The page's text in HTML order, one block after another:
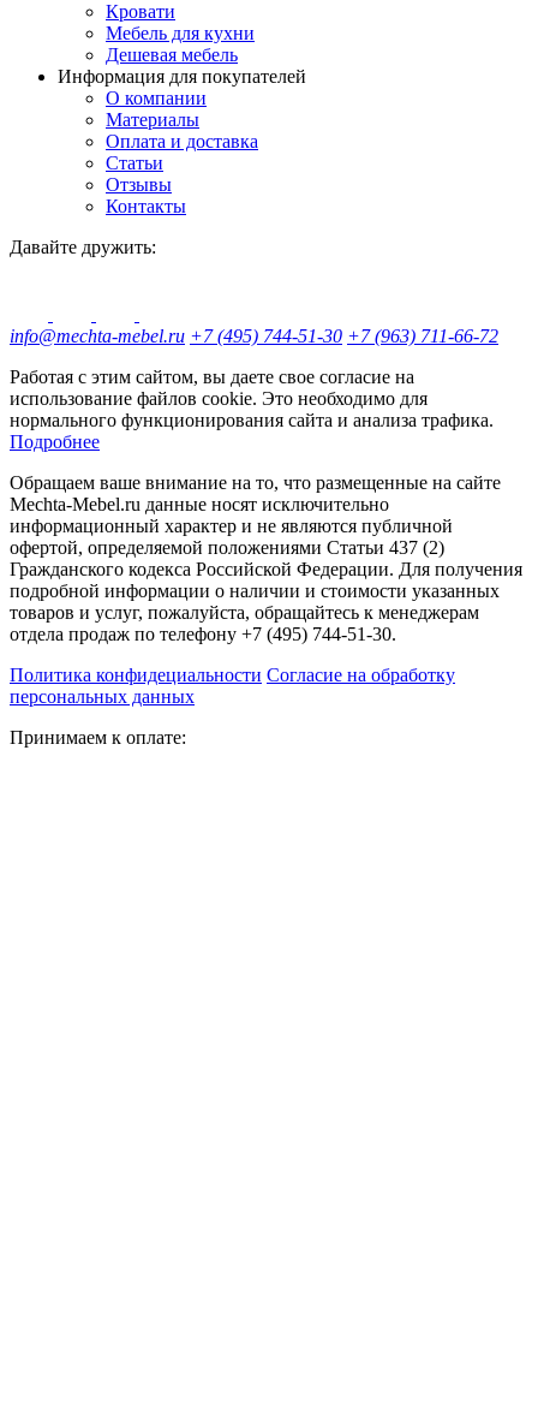
Кровати
Мебель для кухни
Дешевая мебель
Информация для покупателей
О компании
Материалы
Оплата и доставка
Статьи
Отзывы
Контакты
Давайте дружить:
info@mechta-mebel.ru +7 (495) 744-51-30 +7 (963) 711-66-72
Работая с этим сайтом, вы даете свое согласие на
использование файлов cookie. Это необходимо для
нормального функционирования сайта и анализа трафика.
Подробнее
Обращаем ваше внимание на то, что размещенные на сайте
Mechta-Mebel.ru данные носят исключительно
информационный характер и не являются публичной
офертой, определяемой положениями Статьи 437 (2)
Гражданского кодекса Российской Федерации. Для получения
подробной информации о наличии и стоимости указанных
товаров и услуг, пожалуйста, обращайтесь к менеджерам
отдела продаж по телефону +7 (495) 744-51-30.
Политика конфидециальности Согласие на обработку
персональных данных
Принимаем к оплате: